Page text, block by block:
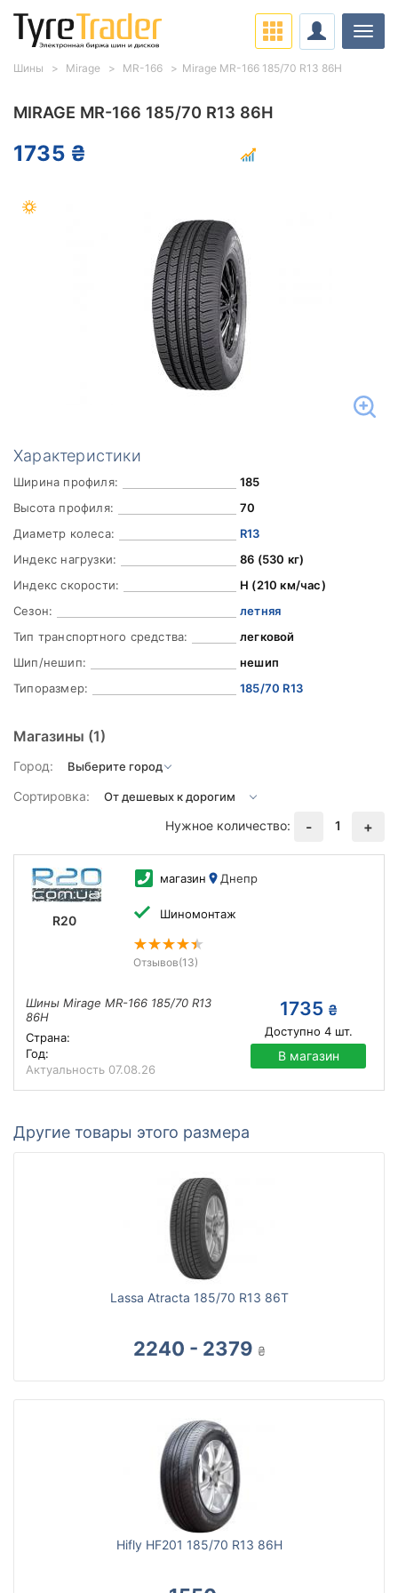
MIRAGE MR-166 185/70 R13 86H
1735 ₴
Характеристики
Ширина профиля:
185
Высота профиля:
70
Диаметр колеса:
R13
Индекс нагрузки:
86 (530 кг)
Индекс скорости:
H (210 км/час)
Сезон:
летняя
Тип транспортного средства:
легковой
Шип/нешип:
нешип
Типоразмер:
185/70 R13
Магазины (1)
Город:
Сортировка:
Нужное количество:
- 1 +
R20
магазин Днепр
Шиномонтаж
Отзывов(13)
Шины Mirage MR-166 185/70 R13
86H
Страна:
Год:
Актуальность 07.08.26
1735 ₴
Доступно 4шт.
В магазин
Другие товары этого размера
Lassa Atracta 185/70 R13 86T
2240 - 2379 ₴
Hifly HF201 185/70 R13 86H
Шины Mirage MR-166 Mirage MR-166 185/70 R13 86H